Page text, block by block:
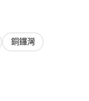
銅鑼灣